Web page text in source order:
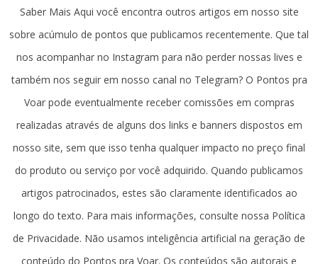
Saber Mais Aqui você encontra outros artigos em nosso site
sobre acúmulo de pontos que publicamos recentemente. Que tal
nos acompanhar no Instagram para não perder nossas lives e
também nos seguir em nosso canal no Telegram? O Pontos pra
Voar pode eventualmente receber comissões em compras
realizadas através de alguns dos links e banners dispostos em
nosso site, sem que isso tenha qualquer impacto no preço final
do produto ou serviço por você adquirido. Quando publicamos
artigos patrocinados, estes são claramente identificados ao
longo do texto. Para mais informações, consulte nossa Política
de Privacidade. Não usamos inteligência artificial na geração de
conteúdo do Pontos pra Voar. Os conteúdos são autorais e